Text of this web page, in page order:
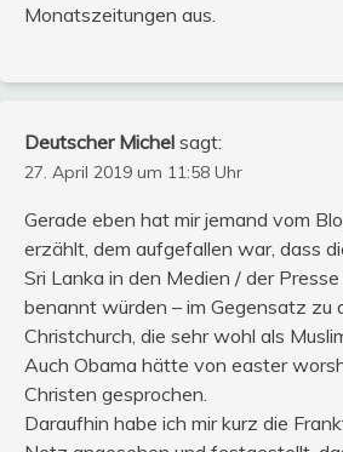
Monatszeitungen aus.
Deutscher Michel sagt:
27. April 2019 um 11:58 Uhr
Gerade eben hat mir jemand vom
erzählt, dem aufgefallen war, dass
Sri Lanka in den Medien / der
benannt würden – im Gegensatz zu
Christchurch, die sehr wohl als
Auch Obama hätte von easter
Christen gesprochen.
Daraufhin habe ich mir kurz die